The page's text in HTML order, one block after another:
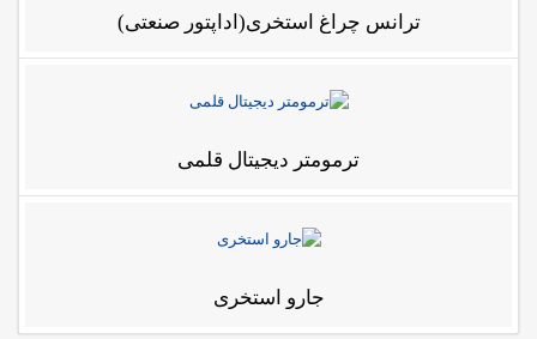
ترانس چراغ استخری(آداپتور صنعتی)
ترمومتر دیجیتال قلمی
جارو استخری